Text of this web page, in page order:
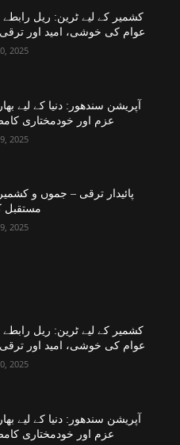
کشمیر کے لیے ٹرین: ریل
عوام کی خوشی، امید اور ترقی
2025
آپریشن سندھور: دنیا کے لیے
عزم اور خودمختاری
2025
پائیدار ترقی – جموں و
2025
کشمیر کے لیے ٹرین: ریل
عوام کی خوشی، امید اور ترقی
2025
آپریشن سندھور: دنیا کے لیے
عزم اور خودمختاری